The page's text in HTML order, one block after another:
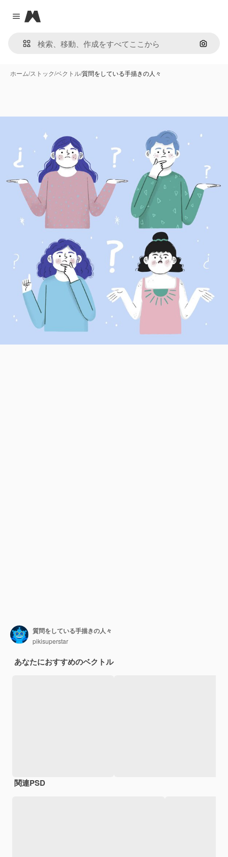
Close menu
Magnific
画像で
ホーム/ストック/ベクトル/質問をしている手描きの人々
質問をしている手描きの人々
pikisuperstar
あなたにおすすめのベクトル
関連PSD